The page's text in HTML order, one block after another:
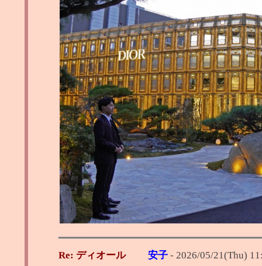
Re: ディオール 安子 - 2026/05/21(Thu)